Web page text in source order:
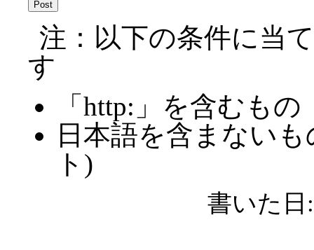
注：以下の条件に当
す
「http:」を含むもの
日本語を含まない
ト)
書いた日